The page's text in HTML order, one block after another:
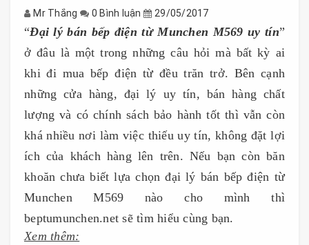
Mr Thắng 0 Bình luận 29/05/2017
“Đại lý bán bếp điện từ Munchen M569 uy tín”
ở đâu là một trong những câu hỏi mà bất kỳ ai
khi đi mua bếp điện từ đều trăn trở. Bên cạnh
những cửa hàng, đại lý uy tín, bán hàng chất
lượng và có chính sách bảo hành tốt thì vẫn còn
khá nhiều nơi làm việc thiếu uy tín, không đặt lợi
ích của khách hàng lên trên. Nếu bạn còn băn
khoăn chưa biết lựa chọn đại lý bán bếp điện từ
Munchen M569 nào cho mình thì
beptumunchen.net sẽ tìm hiểu cùng bạn.
Xem thêm: